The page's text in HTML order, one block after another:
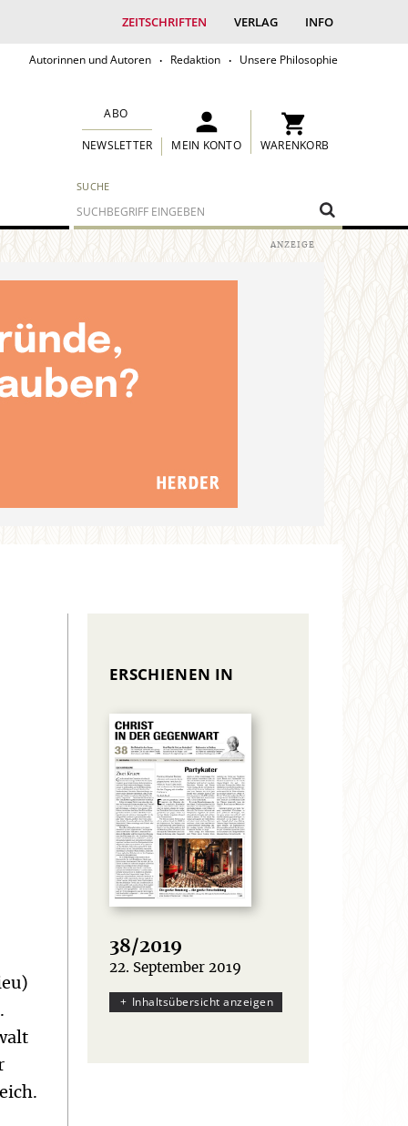
ZEITSCHRIFTEN VERLAG INFO
Autorinnen und Autoren Redaktion Unsere Philosophie
SUCHE
ABO
NEWSLETTER MEIN KONTO WARENKORB
ERSCHIENEN IN
38/2019
:
22. September 2019
Inhaltsübersicht anzeigen